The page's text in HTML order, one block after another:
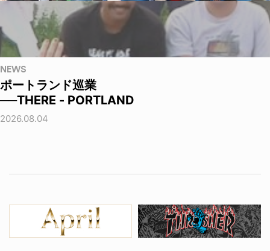
NEWS
ポートランド巡業
──THERE - PORTLAND
2026.08.04